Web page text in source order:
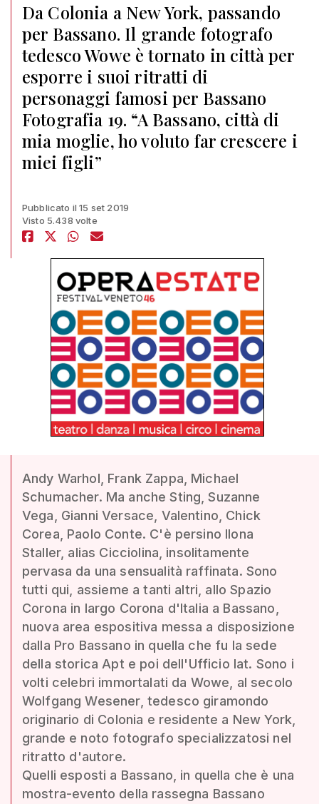
Da Colonia a New York, passando
per Bassano. Il grande fotografo
tedesco Wowe è tornato in città per
esporre i suoi ritratti di
personaggi famosi per Bassano
Fotografia 19. “A Bassano, città di
mia moglie, ho voluto far crescere i
miei figli”
Pubblicato il 15 set 2019
Visto 5.438 volte
Andy Warhol, Frank Zappa, Michael
Schumacher. Ma anche Sting, Suzanne
Vega, Gianni Versace, Valentino, Chick
Corea, Paolo Conte. C'è persino Ilona
Staller, alias Cicciolina, insolitamente
pervasa da una sensualità raffinata. Sono
tutti qui, assieme a tanti altri, allo Spazio
Corona in largo Corona d'Italia a Bassano,
nuova area espositiva messa a disposizione
dalla Pro Bassano in quella che fu la sede
della storica Apt e poi dell'Ufficio Iat. Sono i
volti celebri immortalati da Wowe, al secolo
Wolfgang Wesener, tedesco giramondo
originario di Colonia e residente a New York,
grande e noto fotografo specializzatosi nel
ritratto d'autore.
Quelli esposti a Bassano, in quella che è una
mostra-evento della rassegna Bassano